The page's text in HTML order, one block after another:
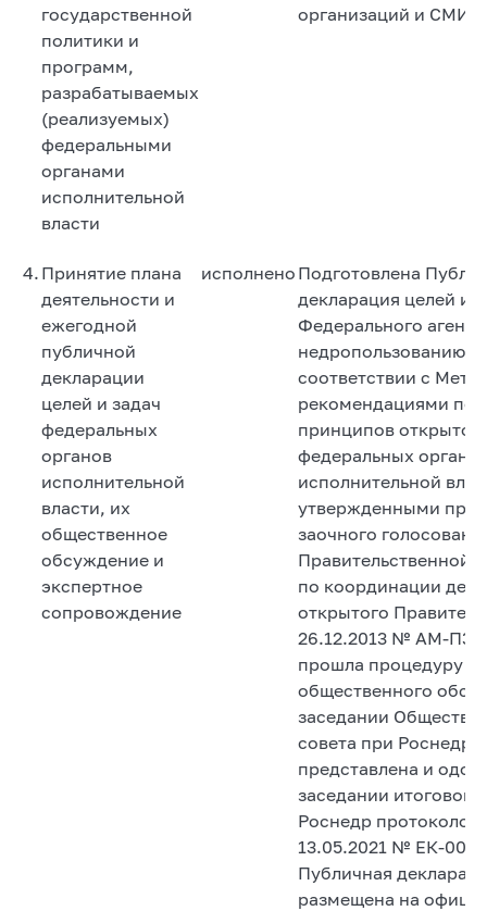
государственной
политики и
программ,
разрабатываемых
(реализуемых)
федеральными
органами
исполнительной
власти
организаций и СМИ.
4. Принятие плана
деятельности и
ежегодной
публичной
декларации
целей и задач
федеральных
органов
исполнительной
власти, их
общественное
обсуждение и
экспертное
сопровождение
исполнено Подготовлена
декларация целей и
Федерального
недропользованию,
соответствии с
рекомендациями по
принципов
федеральных органах
исполнительной
утвержденными
заочного
Правительственной
по координации
открытого
26.12.2013 № АМ-
прошла процедуру
общественного
заседании
совета при
представлена и
заседании итоговой
Роснедр протоколом
13.05.2021 № ЕК-00-
Публичная
размещена на